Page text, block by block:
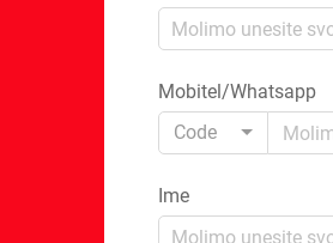
Mobitel/Whatsapp
Code
Ime